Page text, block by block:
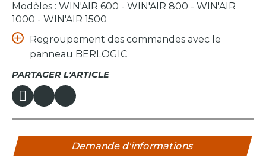
Regroupement des commandes avec le
panneau BERLOGIC
PARTAGER L'ARTICLE
Modèles : WIN'AIR 600 - WIN'AIR 800 - WIN'AIR
1000 - WIN'AIR 1500
Demande d'informations